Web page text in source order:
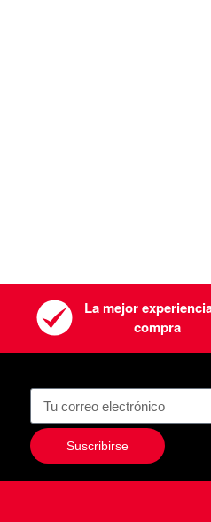
La mejor
compra
Suscribirse